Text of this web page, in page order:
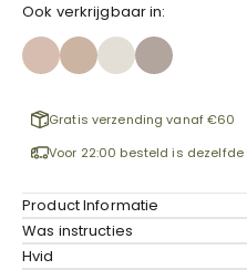
Ook verkrijgbaar in:
Gratis verzending vanaf €60
Voor 22:00 besteld is
Product Informatie
Was instructies
Hvid